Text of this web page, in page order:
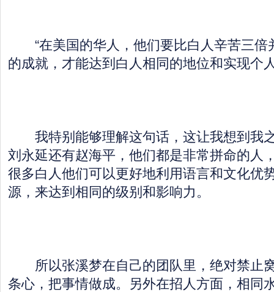
“在美国的华人，他们要比白人辛苦三倍
的成就，才能达到白人相同的地位和实现个
我特别能够理解这句话，这让我想到我
刘永延还有赵海平，他们都是非常拼命的人
很多白人他们可以更好地利用语言和文化优
源，来达到相同的级别和影响力。
所以张溪梦在自己的团队里，绝对禁止
条心，把事情做成。另外在招人方面，相同